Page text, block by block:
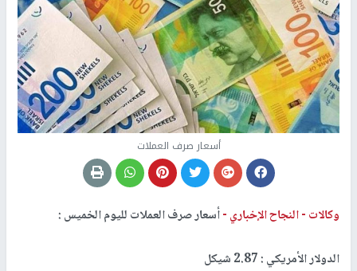
أسعار صرف العملات
وكالات -النجاح الإخباري -أسعار صرف العملات لليوم الخميس :
الدولار الأمريكي : 2.87 شيكل